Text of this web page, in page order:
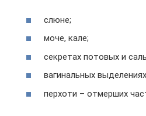
слюне;
моче, кале;
секретах потовых и
вагинальных
перхоти – отмерших